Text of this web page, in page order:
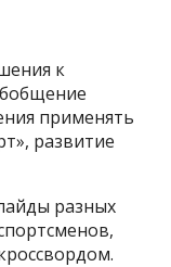
к
применять
развитие
разных